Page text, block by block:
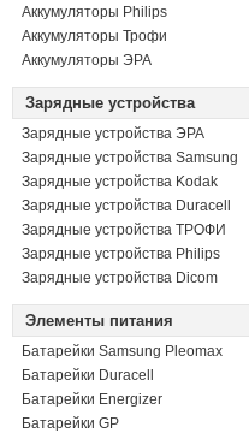
Аккумуляторы Philips
Аккумуляторы Трофи
Аккумуляторы ЭРА
Зарядные устройства
Зарядные устройства ЭРА
Зарядные устройства Samsung
Зарядные устройства Kodak
Зарядные устройства Duracell
Зарядные устройства ТРОФИ
Зарядные устройства Philips
Зарядные устройства Dicom
Элементы питания
Батарейки Samsung Pleomax
Батарейки Duracell
Батарейки Energizer
Батарейки GP